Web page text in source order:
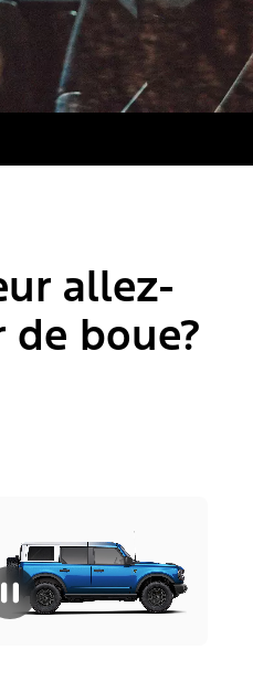
allez-
boue?